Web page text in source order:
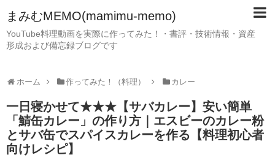
まみむMEMO(mamimu-memo)
YouTube料理動画を実際に作ってみた！・書評・技術情報・資産
形成および備忘録ブログです
ホーム 作ってみた！（料理） カレー
一日寝かせて★★★【サバカレー】安い簡単
「鯖缶カレー」の作り方｜エスビーのカレー粉
とサバ缶でスパイスカレーを作る【料理初心者
向けレシピ】